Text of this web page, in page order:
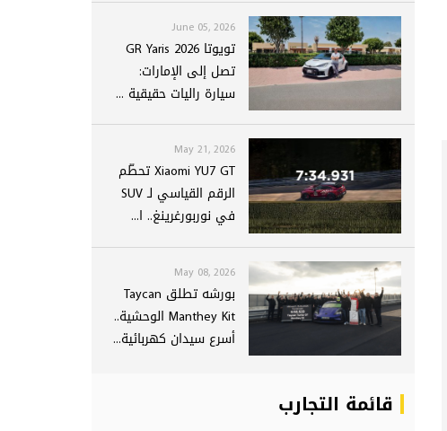
June 05, 2026
تويوتا GR Yaris 2026
تصل إلى الإمارات:
سيارة راليات حقيقية ...
May 21, 2026
Xiaomi YU7 GT تحطّم
الرقم القياسي لـ SUV
في نوربورغرينغ.. ا...
May 08, 2026
بورشه تطلق Taycan
Manthey Kit الوحشية..
أسرع سيدان كهربائية...
قائمة التجارب